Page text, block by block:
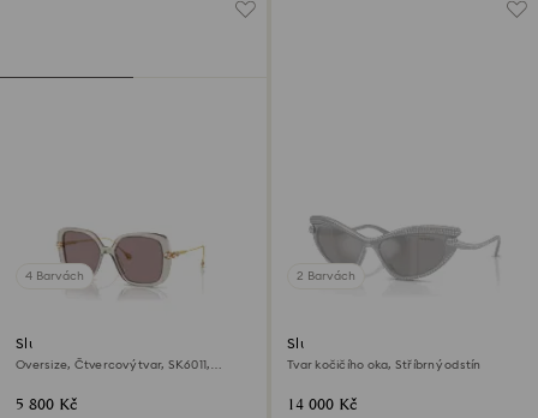
4 Barvách
Sluneční brýle
Oversize, Čtvercový tvar, SK6011,
5 800 Kč
2 Barvách
Sluneční brýle
Tvar kočičího oka, Stříbrný odstín
14 000 Kč